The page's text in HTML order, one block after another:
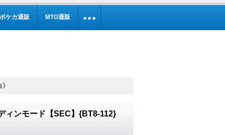
ポケカ通販 MTG通販
ィンモード【SEC】{BT8-112}